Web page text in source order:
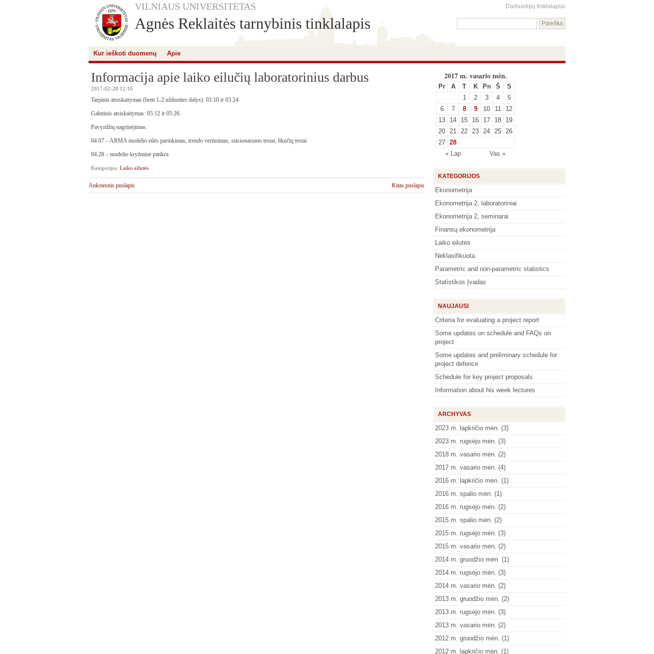
VILNIAUS UNIVERSITETAS Darbuotojų tinklalapiai
Agnės Reklaitės tarnybinis tinklalapis
Kur ieškoti duomenų Apie
Informacija apie laiko eilučių laboratorinius darbus
2017-02-28 12:10
Tarpinis atsiskaitymas (bent 1-2 užduoties dalys): 03.10 ir 03.24
Galutinis atsiskaitymas: 05.12 ir 05.26.
Pavyzdžių nagrinėjimas:
04.07 – ARMA modelio eilės parinkimas, trendo vertinimas, stacionarumo testai, likučių testai
04.28 – modelio kryžminė patikra
Kategorijos: Laiko eilutės
Ankstesnis puslapis Kitas puslapis
2017 m. vasario mėn.
Pr A T K Pn Š S
« Lap Vas »
1 2 3 4
5
6
7 8 9 10 11
12
13
14 15 16 17 18
19
20 21 22 23 24 25 26
27 28
KATEGORIJOS
Ekonometrija
Ekonometrija 2, laboratoriniai
Ekonometrija 2, seminarai
Finansų ekonometrija
Laiko eilutės
Neklasifikuota
Parametric and non-parametric statistics
Statistikos Įvadas
NAUJAUSI
Criteria for evaluating a project report
Some updates on schedule and FAQs on
project
Some updates and preliminary schedule for
project defence
Schedule for key project proposals
Information about his week lectures
ARCHYVAS
2023 m. lapkričio mėn. (3)
2023 m. rugsėjo mėn. (3)
2018 m. vasario mėn. (2)
2017 m. vasario mėn. (4)
2016 m. lapkričio mėn. (1)
2016 m. spalio mėn. (1)
2016 m. rugsėjo mėn. (2)
2015 m. spalio mėn. (2)
2015 m. rugsėjo mėn. (3)
2015 m. vasario mėn. (2)
2014 m. gruodžio mėn. (1)
2014 m. rugsėjo mėn. (3)
2014 m. vasario mėn. (2)
2013 m. gruodžio mėn. (2)
2013 m. rugsėjo mėn. (3)
2013 m. vasario mėn. (2)
2012 m. gruodžio mėn. (1)
2012 m. lapkričio mėn. (1)